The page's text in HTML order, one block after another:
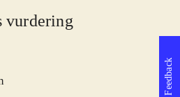
vurdering
Feedback